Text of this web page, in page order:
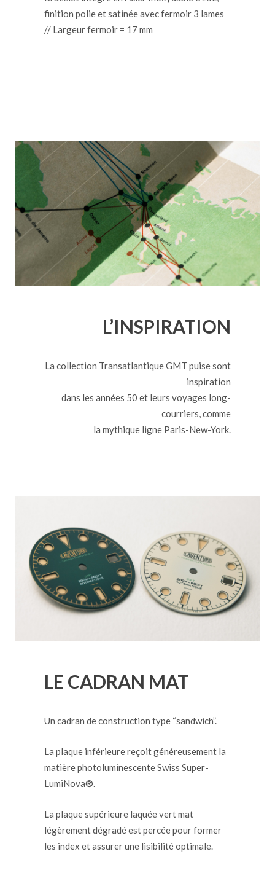
finition polie et satinée avec fermoir 3 lames
// Largeur fermoir = 17 mm
L’INSPIRATION
La collection Transatlantique GMT puise sont
inspiration
dans les années 50 et leurs voyages long-
courriers, comme
la mythique ligne Paris-New-York.
LE CADRAN MAT
Un cadran de construction type “sandwich”.
La plaque inférieure reçoit généreusement la
matière photoluminescente Swiss Super-
LumiNova®.
La plaque supérieure laquée vert mat
légèrement dégradé est percée pour former
les index et assurer une lisibilité optimale.